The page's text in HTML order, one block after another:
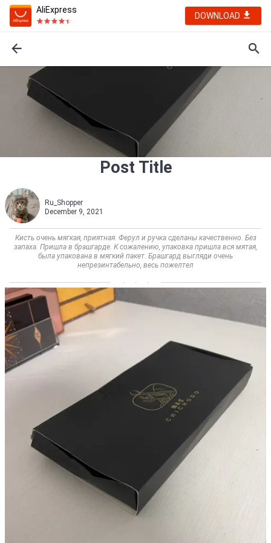
AliExpress
DOWNLOAD
Post Title
Ru_Shopper
December 9, 2021
Кисть очень мягкая, приятная. Ферул и ручка сделаны качественно. Без
запаха. Пришла в брашгарде. К сожалению, упаковка пришла вся мятая,
была упакована в мягкий пакет. Брашгард выгляди очень
непрезинтабельно, весь пожелтел